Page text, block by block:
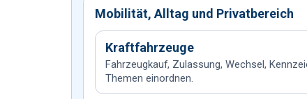
Mobilität, Alltag und Privatbereich
Kraftfahrzeuge
Fahrzeugkauf, Zulassung, Wechsel,
Themen einordnen.